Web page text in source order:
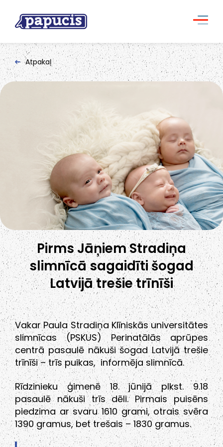
Atpakaļ
Pirms Jāņiem Stradiņa
slimnīcā sagaidīti šogad
Latvijā trešie trīnīši
Vakar Paula Stradiņa Klīniskās universitātes
slimnīcas (PSKUS) Perinatālās aprūpes
centrā pasaulē nākuši šogad Latvijā trešie
trīnīši – trīs puikas, informēja slimnīcā.
Rīdzinieku ģimenē 18. jūnijā plkst. 9.18
pasaulē nākuši trīs dēli. Pirmais puisēns
piedzima ar svaru 1610 grami, otrais svēra
1390 gramus, bet trešais – 1830 gramus.